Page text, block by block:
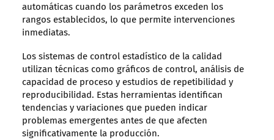
automáticas cuando los parámetros exceden los
rangos establecidos, lo que permite intervenciones
inmediatas.
Los sistemas de control estadístico de la calidad
utilizan técnicas como gráficos de control, análisis de
capacidad de proceso y estudios de repetibilidad y
reproducibilidad. Estas herramientas identifican
tendencias y variaciones que pueden indicar
problemas emergentes antes de que afecten
significativamente la producción.